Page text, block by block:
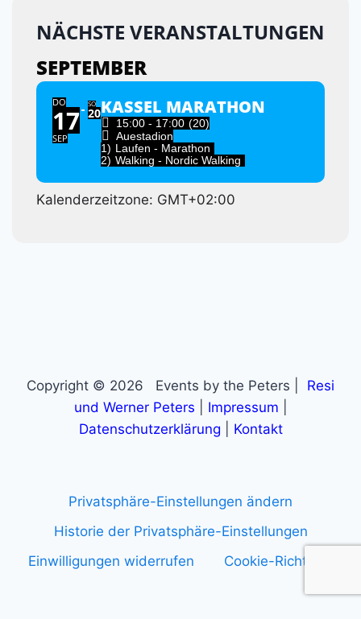
NÄCHSTE VERANSTALTUNGEN
SEPTEMBER
DO
17
SEP
SO
20KASSEL MARATHON
15:00 - 17:00 (20)
Auestadion
1) Laufen - Marathon
2) Walking - Nordic Walking
Kalenderzeitzone: GMT+02:00
Copyright © 2026 Events by the Peters |
Resi
und Werner Peters
Impressum
Datenschutzerklärung
Kontakt
Privatsphäre-Einstellungen ändern
Historie der Privatsphäre-Einstellungen
Einwilligungen widerrufen
Cookie-Richtlinie